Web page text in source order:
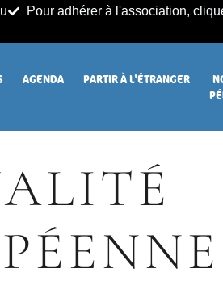
Pour adhérer à l'association,
AGENDA PARTIR À L’ÉTRANGER